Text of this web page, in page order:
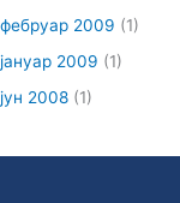
фебруар 2009 (1)
јануар 2009 (1)
јун 2008 (1)